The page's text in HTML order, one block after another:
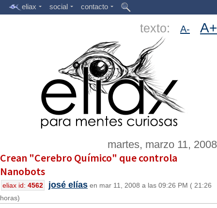
eliax social contacto
texto: A- A+
martes, marzo 11, 2008
Crean "Cerebro Químico" que controla
Nanobots
eliax id: 4562 josé elías en mar 11, 2008 a las 09:26 PM ( 21:26
horas)